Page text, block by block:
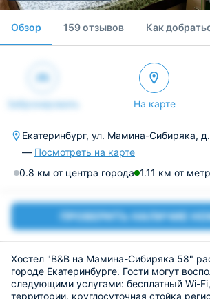
Обзор 159 отзывов Как
Забронировать На карте
Екатеринбург, ул. Мамина-Сибиряка,
— Посмотреть на карте
0.8 км от центра города 1.11 км от
ПРОВЕРИТЬ НАЛИЧИЕ
Хостел "B&B на Мамина-Сибиряка 58"
городе Екатеринбурге. Гости могут
следующими услугами: бесплатный Wi-
территории, круглосуточная стойка